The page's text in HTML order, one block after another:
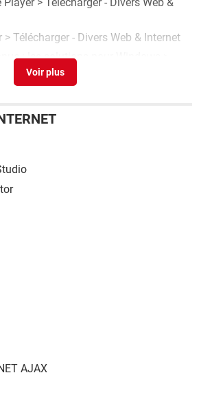
> Télécharger - Divers Web & Internet
: les solutions pour Windows
mémoire flash usb ?
AJAX